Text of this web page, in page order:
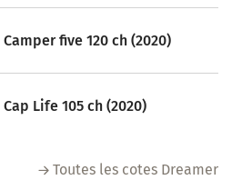
five 120 ch (2020)
Life 105 ch (2020)
Toutes les cotes Dreamer